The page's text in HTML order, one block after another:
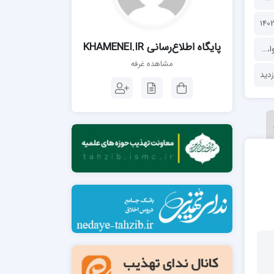
مدرسه فقهی تخصصی امام رضا علیه السلام
مدرسه امام کاظم علیه السلام
مدرسه آخوند (ره) همدان
، مجموعه‌ها
مقاله و جزوه
پايگاه اطلاع‌رسانی KHAMENEI.IR
مشاهده غرفه